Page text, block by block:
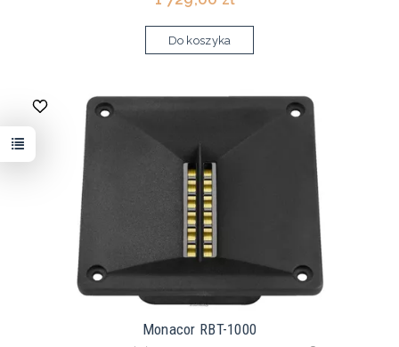
Do koszyka
Monacor RBT-1000